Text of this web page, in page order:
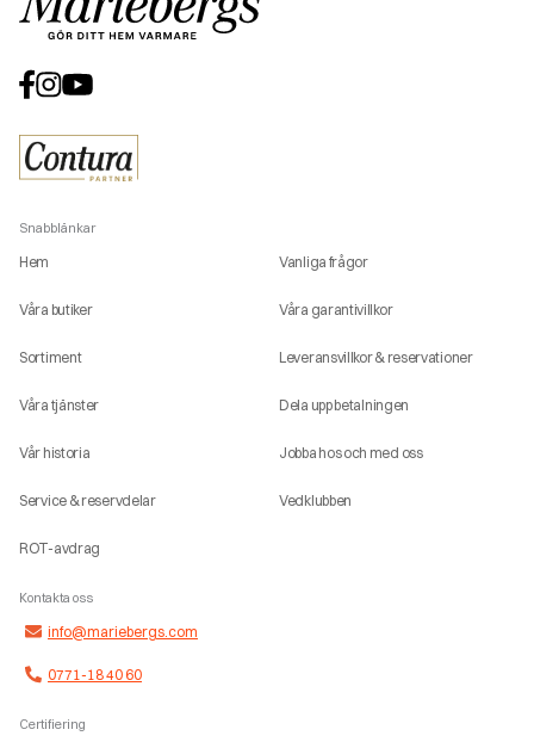
Snabblänkar
Hem
Våra butiker
Sortiment
Våra tjänster
Vår historia
Service & reservdelar
ROT-avdrag
Vanliga frågor
Våra garantivillkor
Leveransvillkor & reservationer
Dela upp betalningen
Jobba hos och med oss
Vedklubben
Kontakta oss
info@mariebergs.com
0771-18 40 60
Certifiering